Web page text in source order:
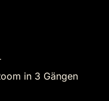
in 3 Gängen